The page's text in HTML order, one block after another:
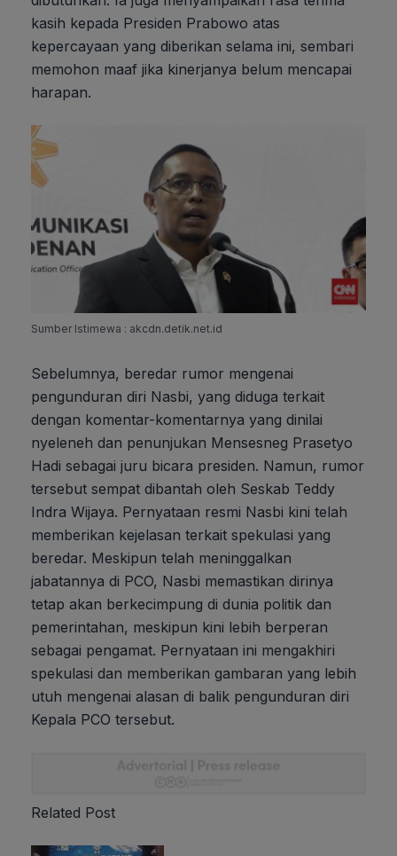
kasih kepada Presiden Prabowo atas
kepercayaan yang diberikan selama ini, sembari
memohon maaf jika kinerjanya belum mencapai
harapan.
Sumber Istimewa : akcdn.detik.net.id
Sebelumnya, beredar rumor mengenai
pengunduran diri Nasbi, yang diduga terkait
dengan komentar-komentarnya yang dinilai
nyeleneh dan penunjukan Mensesneg Prasetyo
Hadi sebagai juru bicara presiden. Namun, rumor
tersebut sempat dibantah oleh Seskab Teddy
Indra Wijaya. Pernyataan resmi Nasbi kini telah
memberikan kejelasan terkait spekulasi yang
beredar. Meskipun telah meninggalkan
jabatannya di PCO, Nasbi memastikan dirinya
tetap akan berkecimpung di dunia politik dan
pemerintahan, meskipun kini lebih berperan
sebagai pengamat. Pernyataan ini mengakhiri
spekulasi dan memberikan gambaran yang lebih
utuh mengenai alasan di balik pengunduran diri
Kepala PCO tersebut.
Related Post